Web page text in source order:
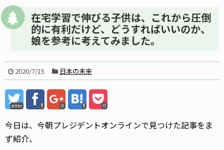
在宅学習で伸びる子供は、これから圧倒
的に有利だけど、どうすればいいのか、
娘を参考に考えてみました。
2020/7/15 日本の未来
error 0 0
今日は、今朝プレジデントオンラインで見つけた記事をま
ず紹介、